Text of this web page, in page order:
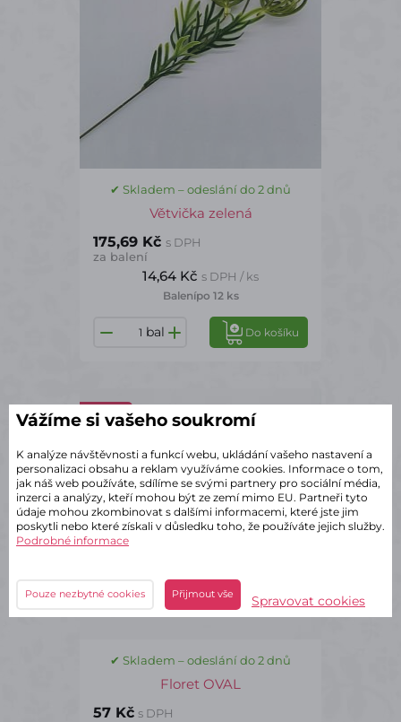
✔ Skladem – odeslání do 2 dnů
Větvička zelená
175,69 Kč s DPH
za balení
14,64 Kč s DPH / ks
Balenípo 12 ks
bal Do košíku
AP1366
✔ Skladem – odeslání do 2 dnů
Floret OVAL
57 Kč s DPH
Vážíme si vašeho soukromí
K analýze návštěvnosti a funkcí webu, ukládání vašeho nastavení a
personalizaci obsahu a reklam využíváme cookies. Informace o tom,
jak náš web používáte, sdílíme se svými partnery pro sociální média,
inzerci a analýzy, kteří mohou být ze zemí mimo EU. Partneři tyto
údaje mohou zkombinovat s dalšími informacemi, které jste jim
poskytli nebo které získali v důsledku toho, že používáte jejich služby.
Podrobné informace
Pouze nezbytné cookies Přijmout vše Spravovat cookies